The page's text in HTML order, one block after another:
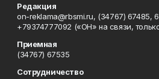
Редакция
on-reklama@rbsmi.ru, (34767) 67485,
+79374777092 («ОН» на связи,
Приемная
(34767) 67535
Сотрудничество